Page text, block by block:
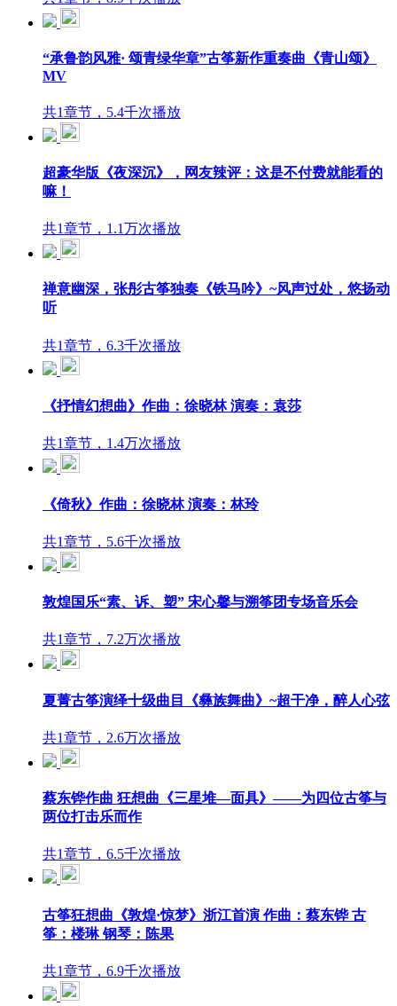
“承鲁韵风雅· 颂青绿华章”古筝新作重奏曲《青山颂》
MV
共1章节，5.4千次播放
超豪华版《夜深沉》，网友辣评：这是不付费就能看的
嘛！
共1章节，1.1万次播放
禅意幽深，张彤古筝独奏《铁马吟》~风声过处，悠扬动
听
共1章节，6.3千次播放
《抒情幻想曲》作曲：徐晓林 演奏：袁莎
共1章节，1.4万次播放
《倚秋》作曲：徐晓林 演奏：林玲
共1章节，5.6千次播放
敦煌国乐“素、诉、塑” 宋心馨与溯筝团专场音乐会
共1章节，7.2万次播放
夏菁古筝演绎十级曲目《彝族舞曲》~超干净，醉人心弦
共1章节，2.6万次播放
蔡东铧作曲 狂想曲《三星堆—面具》——为四位古筝与
两位打击乐而作
共1章节，6.5千次播放
古筝狂想曲《敦煌·惊梦》浙江首演 作曲：蔡东铧 古
筝：楼琳 钢琴：陈果
共1章节，6.9千次播放